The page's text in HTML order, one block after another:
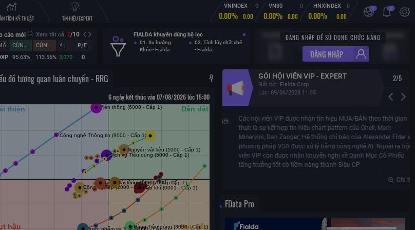
TÍCH KỸ THUẬT TÍN HIỆU EXPERT
VNINDEX 0
0.00% 0.00
VN30 0
0.00% 0.00
HNXINDEX 0
0.00% 0.00
i i
cáo mới Xem tất cả 2/10
CÙNG KỲ (%) CÙNG KỲ (%) 4 QUÝ
P/E
95.63% 113.56% 3,070 0
FIALDA khuyên dùng bộ lọc
01. Xu hướng
Khỏe - Fialda
02. Tích lũy chặt chẽ
- Fialda
Lãi lỗ hôm nay: 0.00
Lãi lỗ lũy kế: 0.00
Xem tất cả
ĐĂNG NHẬP ĐỂ SỬ DỤNG CHỨC NĂNG
ĐĂNG NHẬP
đồ tương quan luân chuyển - RRG
6 ngày kết thúc vào 07/08/2026 lúc 15:00
FData Pro
GÓI HỘI VIÊN VIP - EXPERT
Gửi bởi: Fialda Corp
Lúc: 09/06/2023 11:35
2/5
tích
Bạc sẽ
Chi tiết
Các hội viên VIP được nhận tín hiệu MUA/BÁN theo thời gian
thực là sự kết hợp tín hiệu chart pattern của Oneil, Mark
Minervini, Dan Zanger; Hệ thống chỉ báo của Alexander Elder và
phương pháp VSA được xử lý bằng công nghệ AI. Ngoài ra hội
viên VIP còn được nhận khuyến nghị về Danh Mục Cổ Phiếu
tăng trưởng tốt có tiềm năng thành Siêu CP
Chi tiết